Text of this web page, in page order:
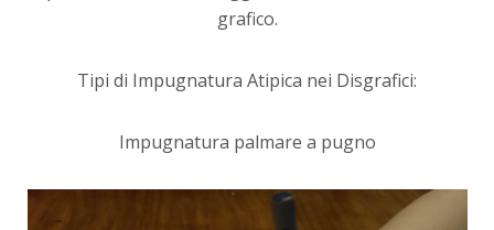
grafico.
Tipi di Impugnatura Atipica nei Disgrafici:
Impugnatura palmare a pugno